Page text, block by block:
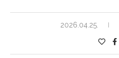
2026.04.25.